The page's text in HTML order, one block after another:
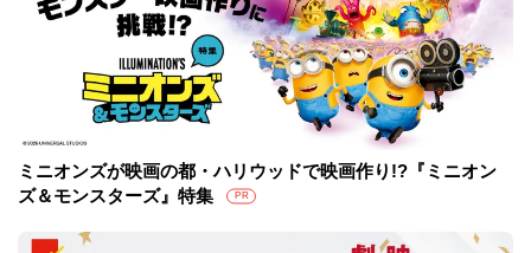
ミニオンズが映画の都・ハリウッドで映画作り!?『ミニオン
ズ＆モンスターズ』特集
PR